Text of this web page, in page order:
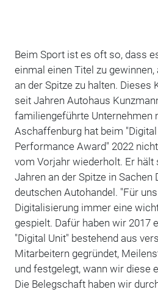
Beim Sport ist es oft so, dass
einmal einen Titel zu
an der Spitze zu halten. Dieses
seit Jahren Autohaus
familiengeführte Unternehmen
Aschaffenburg hat beim
Performance Award" 2022
vom Vorjahr wiederholt. Er hält
Jahren an der Spitze in Sachen
deutschen Autohandel. "Für
Digitalisierung immer eine
gespielt. Dafür haben wir 2017
"Digital Unit" bestehend aus
Mitarbeitern gegründet,
und festgelegt, wann wir diese
Die Belegschaft haben wir